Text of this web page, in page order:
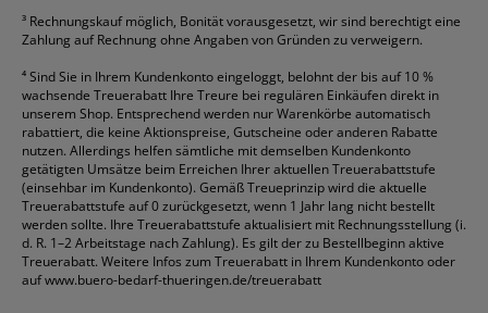
³ Rechnungskauf möglich, Bonität vorausgesetzt, wir sind berechtigt eine
Zahlung auf Rechnung ohne Angaben von Gründen zu verweigern.
⁴Sind Sie in Ihrem Kundenkonto eingeloggt, belohnt der bis auf 10 %
wachsende Treuerabatt Ihre Treure bei regulären Einkäufen direkt in
unserem Shop. Entsprechend werden nur Warenkörbe automatisch
rabattiert, die keine Aktionspreise, Gutscheine oder anderen Rabatte
nutzen. Allerdings helfen sämtliche mit demselben Kundenkonto
getätigten Umsätze beim Erreichen Ihrer aktuellen Treuerabattstufe
(einsehbar im Kundenkonto). Gemäß Treueprinzip wird die aktuelle
Treuerabattstufe auf 0 zurückgesetzt, wenn 1 Jahr lang nicht bestellt
werden sollte. Ihre Treuerabattstufe aktualisiert mit Rechnungsstellung (i.
d. R. 1–2 Arbeitstage nach Zahlung). Es gilt der zu Bestellbeginn aktive
Treuerabatt. Weitere Infos zum Treuerabatt in Ihrem Kundenkonto oder
aufwww.buero-bedarf-thueringen.de/treuerabatt